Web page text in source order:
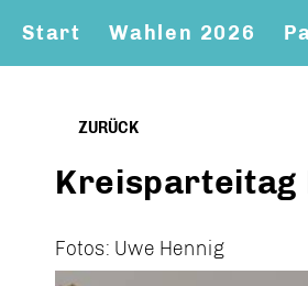
Start Wahlen 2026
ZURÜCK
Kreisparteitag
Fotos: Uwe Hennig